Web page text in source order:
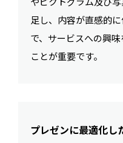
足し、内容が直感的
で、サービスへの興
ことが重要です。
プレゼンに最適化し